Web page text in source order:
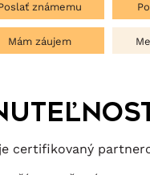
známemu
Mám záujem
certifikovaný